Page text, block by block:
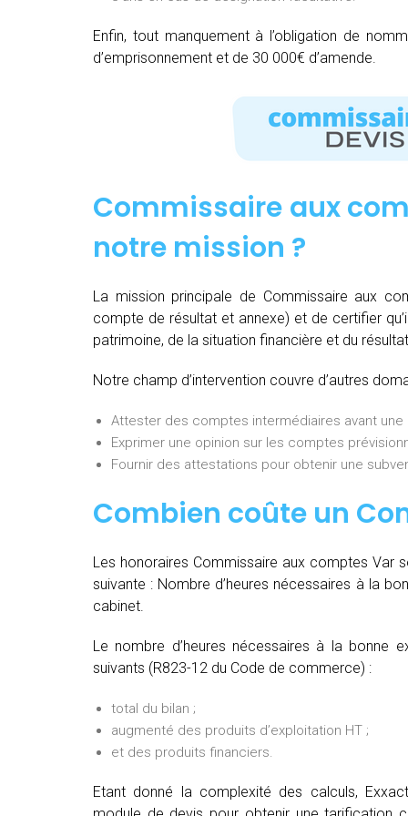
Enfin, tout manquement à l’obligation de
d’emprisonnement et de 30 000€ d’amende.
Commissaire aux
notre mission ?
La mission principale de Commissaire aux
compte de résultat et annexe) et de certifier
patrimoine, de la situation financière et du
Notre champ d’intervention couvre d’autres
Attester des comptes intermédiaires avant une
Exprimer une opinion sur les comptes
Fournir des attestations pour obtenir une
Combien coûte un
Les honoraires Commissaire aux comptes Var
suivante : Nombre d’heures nécessaires à la
cabinet.
Le nombre d’heures nécessaires à la bonne
suivants (R823-12 du Code de commerce) :
total du bilan ;
augmenté des produits d’exploitation HT ;
et des produits financiers.
Etant donné la complexité des calculs,